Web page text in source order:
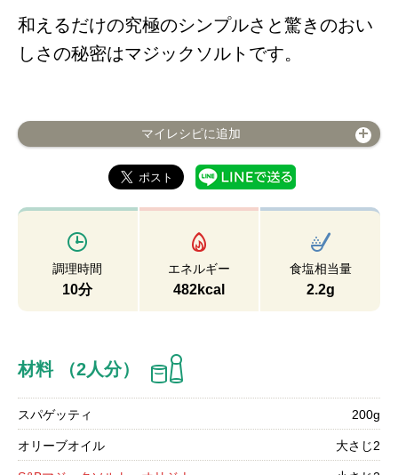
和えるだけの究極のシンプルさと驚きのおい
しさの秘密はマジックソルトです。
マイレシピに追加
調理時間
10分
エネルギー
482kcal
食塩相当量
2.2g
材料 （2人分）
スパゲッティ 200g
オリーブオイル 大さじ2